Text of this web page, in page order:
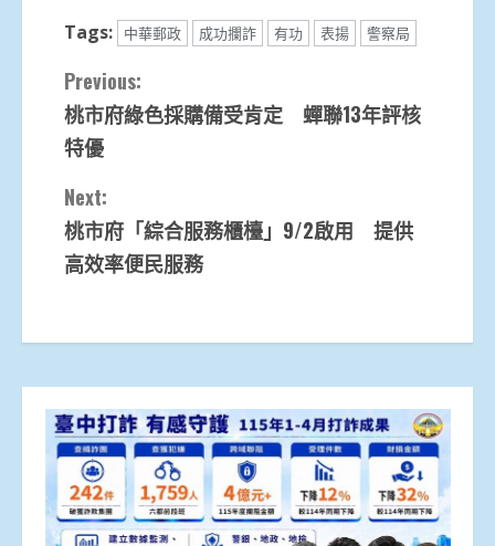
Tags: 中華郵政 成功攔詐 有功 表揚 警察局
Continue
Reading
Previous:
桃市府綠色採購備受肯定 蟬聯13年評核
特優
Next:
桃市府「綜合服務櫃檯」9/2啟用 提供
高效率便民服務